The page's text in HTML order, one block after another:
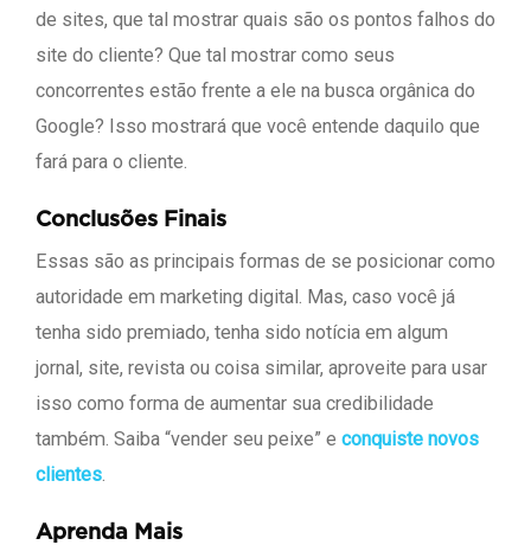
de sites, que tal mostrar quais são os pontos falhos do
site do cliente? Que tal mostrar como seus
concorrentes estão frente a ele na busca orgânica do
Google? Isso mostrará que você entende daquilo que
fará para o cliente.
Conclusões Finais
Essas são as principais formas de se posicionar como
autoridade em marketing digital. Mas, caso você já
tenha sido premiado, tenha sido notícia em algum
jornal, site, revista ou coisa similar, aproveite para usar
isso como forma de aumentar sua credibilidade
também. Saiba “vender seu peixe” e conquiste novos
clientes.
Aprenda Mais